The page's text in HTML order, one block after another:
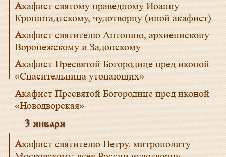
Акафист святому праведному Иоанну
Кронштадтскому, чудотворцу (иной акафист)
Акафист святителю Антонию, архиепископу
Воронежскому и Задонскому
Акафист Пресвятой Богородице пред иконой
«Спасительница утопающих»
Акафист Пресвятой Богородице пред иконой
«Новодворская»
3 января
Акафист святителю Петру, митрополиту